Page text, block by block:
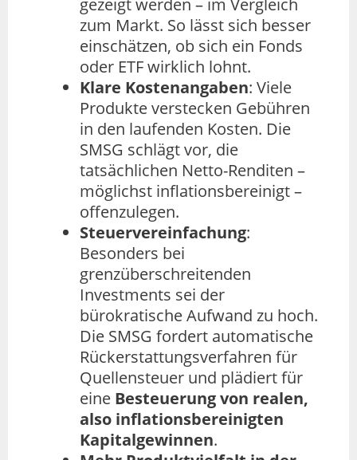
gezeigt werden – im Vergleich
zum Markt. So lässt sich besser
einschätzen, ob sich ein Fonds
oder ETF wirklich lohnt.
Klare Kostenangaben: Viele
Produkte verstecken Gebühren
in den laufenden Kosten. Die
SMSG schlägt vor, die
tatsächlichen Netto-Renditen –
möglichst inflationsbereinigt –
offenzulegen.
Steuervereinfachung:
Besonders bei
grenzüberschreitenden
Investments sei der
bürokratische Aufwand zu hoch.
Die SMSG fordert automatische
Rückerstattungsverfahren für
Quellensteuer und plädiert für
eine Besteuerung von realen,
also inflationsbereinigten
Kapitalgewinnen.